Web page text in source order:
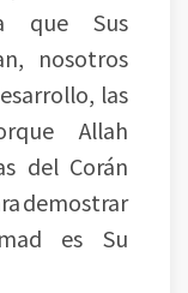
que Sus
nosotros
las
Allah
del Corán
demostrar
es Su